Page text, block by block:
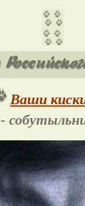
Ваши